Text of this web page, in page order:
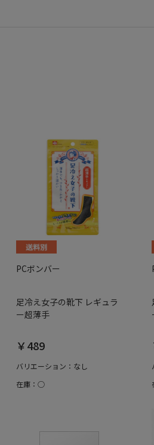
PCボンバー
足冷え女子の靴下 レギュラ
ー超薄手
￥489
バリエーション：なし
在庫：○